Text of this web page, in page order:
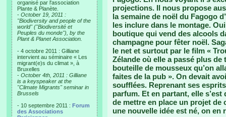
organisé par l'association
Plante & Planète.
- October 19, 2011 :
"Biodiversity and people of the
world" ("Biodiversité et
Peuples du monde"), by the
Plant & Planet Association.
- 4 octobre 2011 : Gilliane
intervient au séminaire « Les
migrant(e)s du climat », à
Bruxelles
- October 4th, 2011 : Gilliane
is a keyspeaker at the
"Climate Migrants" seminar in
Brussels
- 10 septembre 2011 : Forum
des Associations
projections. Il nous propose
la semaine de noël du Fagogo
les inclure dans le montage.
boutique qui vend des alcools
champagne pour fêter noël.
le net et surtout par le film «
Zélande où elle a passé plus de
bouteille de mousseux qu’on
faites de la pub ». On devait
soufflées. Reprenant ses
parfum. Et en partant, elle s’est
de mettre en place un projet de
une nouvelle idée est né, on en